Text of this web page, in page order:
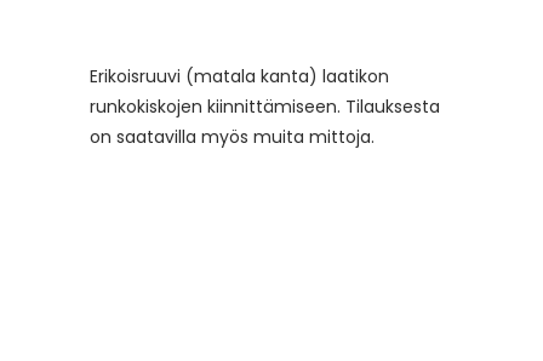
Erikoisruuvi (matala kanta) laatikon
runkokiskojen kiinnittämiseen. Tilauksesta
on saatavilla myös muita mittoja.